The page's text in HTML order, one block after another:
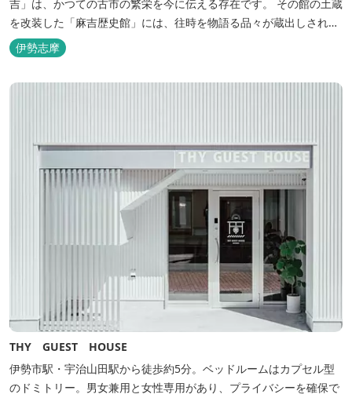
吉」は、かつての古市の繁栄を今に伝える存在です。 その館の土蔵
を改装した「麻吉歴史館」には、往時を物語る品々が蔵出しされ、
お伊勢参り華やかなりし頃へとお誘い致します。
伊勢志摩
THY GUEST HOUSE
伊勢市駅・宇治山田駅から徒歩約5分。ベッドルームはカプセル型
のドミトリー。男女兼用と女性専用があり、プライバシーを確保で